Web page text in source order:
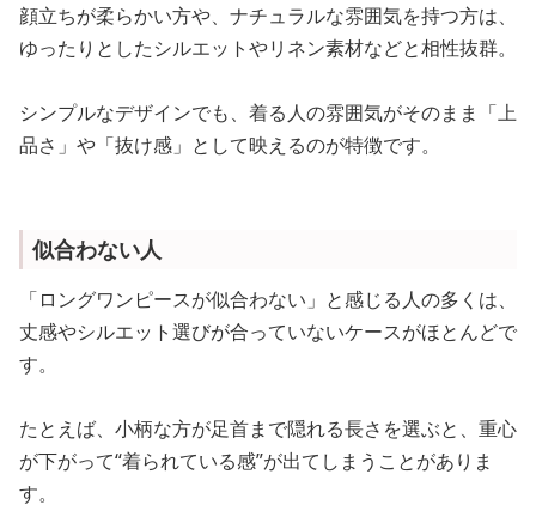
顔立ちが柔らかい方や、ナチュラルな雰囲気を持つ方は、
ゆったりとしたシルエットやリネン素材などと相性抜群。
シンプルなデザインでも、着る人の雰囲気がそのまま「上
品さ」や「抜け感」として映えるのが特徴です。
似合わない人
「ロングワンピースが似合わない」と感じる人の多くは、
丈感やシルエット選びが合っていないケースがほとんどで
す。
たとえば、小柄な方が足首まで隠れる長さを選ぶと、重心
が下がって“着られている感”が出てしまうことがありま
す。